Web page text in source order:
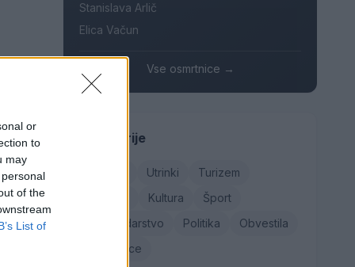
or
to
may
of the
List of
se
Stanislava Arlič
Elica Vačun
Vse osmrtnice →
Kategorije
Utrinki
Turizem
Kultura
Šport
Gospodarstvo
Politika
Obvestila
Osmrtnice